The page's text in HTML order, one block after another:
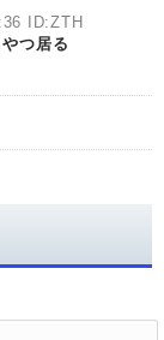
ID:ZTH
つ居る